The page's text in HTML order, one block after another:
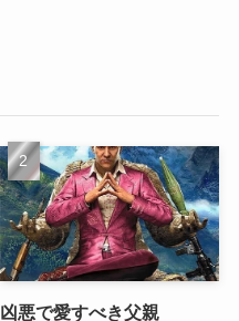
凶悪で愛すべき父親